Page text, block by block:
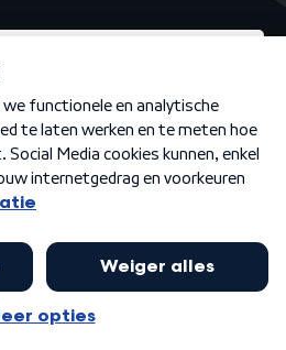
Privacybeleid